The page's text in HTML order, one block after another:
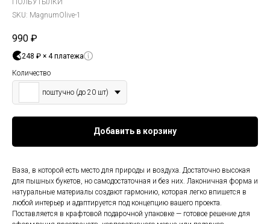
ПОЛБУТЫЛКИ
SKU: MagnumOlive-1
990 ₽
248 ₽ × 4 платежа
Количество
поштучно (до 20 шт)
Добавить в корзину
Ваза, в которой есть место для природы и воздуха. Достаточно высокая
для пышных букетов, но самодостаточная и без них. Лаконичная форма и
натуральные материалы создают гармонию, которая легко впишется в
любой интерьер и адаптируется под концепцию вашего проекта.
Поставляется в крафтовой подарочной упаковке — готовое решение для
Оплата частями
Оплатите сегодня 25% стоимости покупки
картой любого банка, остальное — тремя